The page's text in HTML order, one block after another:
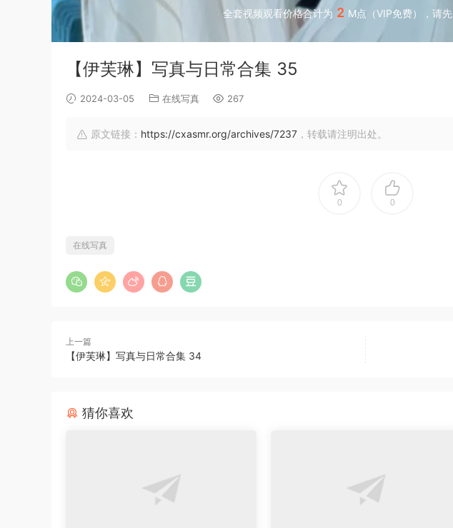
全套视频观看价格合计为 2 M点（VIP免费），请先
【伊芙琳】写真与日常合集 35
2024-03-05 在线写真 267
原文链接： https://cxasmr.org/archives/7237 ，转载请注明出处。
0 0
在线写真
上一篇
【伊芙琳】写真与日常合集 34
猜你喜欢